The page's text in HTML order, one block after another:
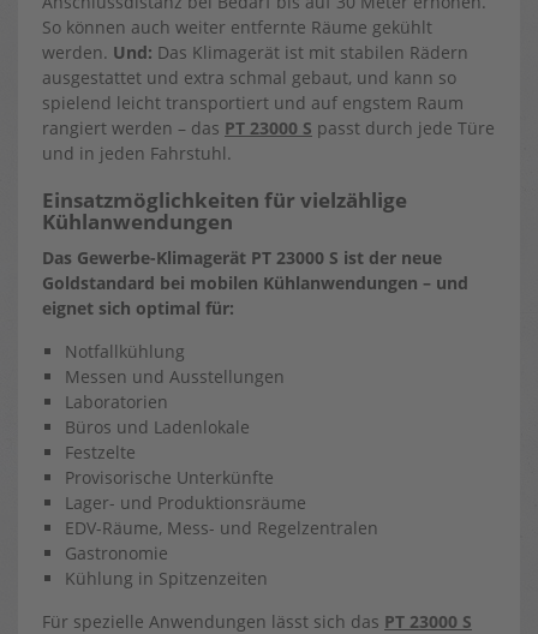
So können auch weiter entfernte Räume gekühlt
werden. Und: Das Klimagerät ist mit stabilen Rädern
ausgestattet und extra schmal gebaut, und kann so
spielend leicht transportiert und auf engstem Raum
rangiert werden – das PT 23000 S passt durch jede Türe
und in jeden Fahrstuhl.
Einsatzmöglichkeiten für vielzählige
Kühlanwendungen
Das Gewerbe-Klimagerät PT 23000 S ist der neue
Goldstandard bei mobilen Kühlanwendungen – und
eignet sich optimal für:
Notfallkühlung
Messen und Ausstellungen
Laboratorien
Büros und Ladenlokale
Festzelte
Provisorische Unterkünfte
Lager- und Produktionsräume
EDV-Räume, Mess- und Regelzentralen
Gastronomie
Kühlung in Spitzenzeiten
Für spezielle Anwendungen lässt sich das PT 23000 S